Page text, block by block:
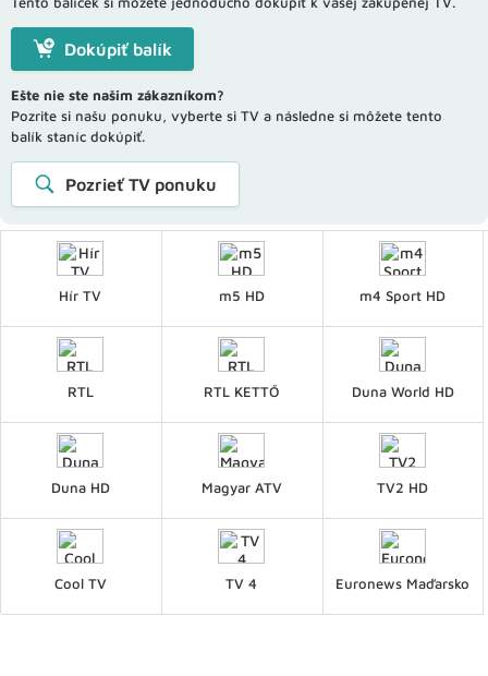
Dokúpiť balík
Ešte nie ste našim zákazníkom?
Pozrite si našu ponuku, vyberte si TV a následne si môžete tento
balík staníc dokúpiť.
Pozrieť TV ponuku
Hír TV m5 HD m4 Sport HD
RTL RTL KETTŐ Duna World HD
Duna HD Magyar ATV TV2 HD
Cool TV TV 4 Euronews Maďarsko